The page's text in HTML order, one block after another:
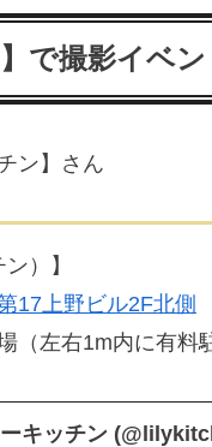
で撮影イベン
ン】さん
）】
17上野ビル2F北側
左右1m内に有料
ーキッチン